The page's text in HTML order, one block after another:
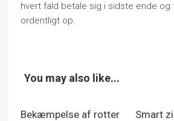
hvert fald betale sig i sidste ende og
ordentligt op.
You may also like...
Bekæmpelse af rotter
Smart